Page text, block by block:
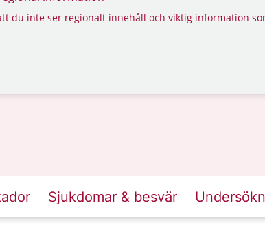
du inte ser regionalt innehåll och viktig information
Sjukdomar & besvär